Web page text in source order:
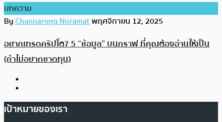
บทความ
ByChannarong Noramatพฤศจิกายน 12, 2025
อยากเทรดคริปโต? 5 “ข้อมูล” บนกราฟ ที่คุณต้องอ่านให้เป็น
(ถ้าไม่อยากขาดทุน)
เป้าหมายของเรา